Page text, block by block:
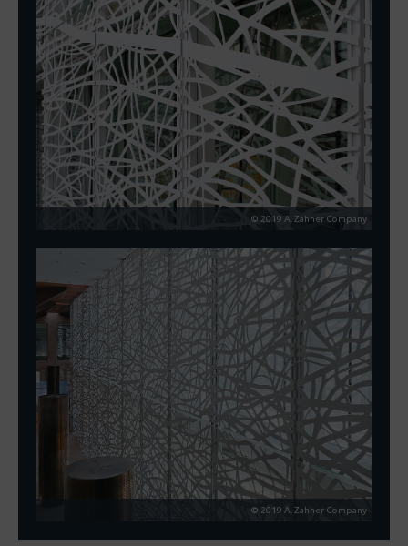
© 2019 A. Zahner Company
© 2019 A. Zahner Company